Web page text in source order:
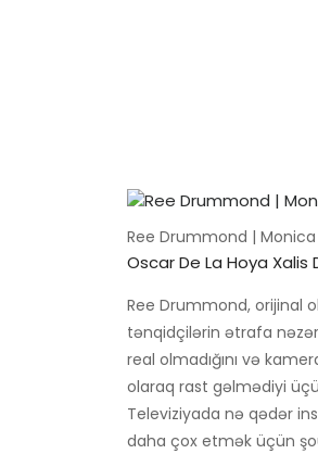
Ree Drummond |
Oscar De La Hoya Xalis
Ree Drummond, orijinal
tənqidçilərin ətrafa
real olmadığını və
olaraq rast gəlmədiyi
Televiziyada nə qədər
daha çox etmək üçün